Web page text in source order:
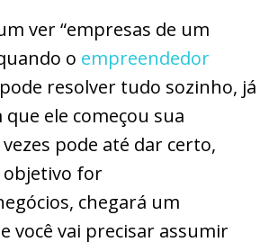
ver “empresas de um
o empreendedor
resolver tudo sozinho, já
ele começou sua
pode até dar certo,
objetivo for
chegará um
você vai precisar assumir